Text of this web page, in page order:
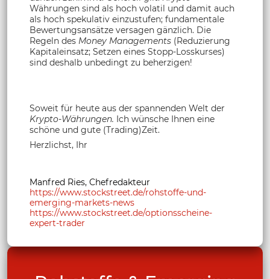
Währungen sind als hoch volatil und damit auch
als hoch spekulativ einzustufen; fundamentale
Bewertungsansätze versagen gänzlich. Die
Regeln des Money Managements (Reduzierung
Kapitaleinsatz; Setzen eines Stopp-Losskurses)
sind deshalb unbedingt zu beherzigen!
Soweit für heute aus der spannenden Welt der
Krypto-Währungen. Ich wünsche Ihnen eine
schöne und gute (Trading)Zeit.
Herzlichst, Ihr
Manfred Ries, Chefredakteur
https://www.stockstreet.de/rohstoffe-und-
emerging-markets-news
https://www.stockstreet.de/optionsscheine-
expert-trader